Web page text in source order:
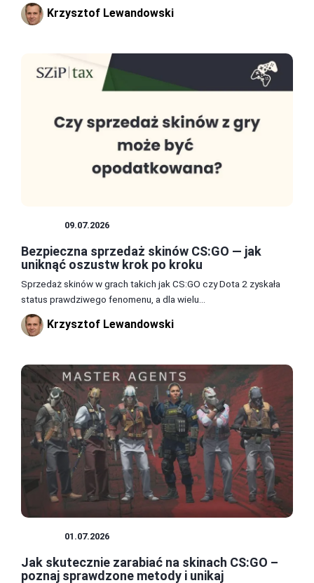
Krzysztof Lewandowski
09.07.2026
Bezpieczna sprzedaż skinów CS:GO — jak
uniknąć oszustw krok po kroku
Sprzedaż skinów w grach takich jak CS:GO czy Dota 2 zyskała
status prawdziwego fenomenu, a dla wielu...
Krzysztof Lewandowski
01.07.2026
Jak skutecznie zarabiać na skinach CS:GO –
poznaj sprawdzone metody i unikaj